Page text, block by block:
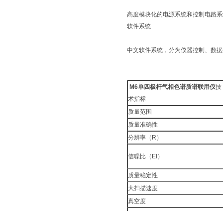
高度模块化的电源系统和控制电路
软件系统
中文软件系统，分为仪器控制、数
M6单四极杆气相色谱质谱联用仪技
术指标
质量范围
质量准确性
分辨率（R）
信噪比（EI）
质量稳定性
大扫描速度
真空度